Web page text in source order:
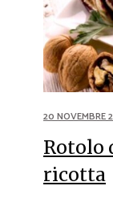
20 NOVEMBRE
Rotolo
ricotta